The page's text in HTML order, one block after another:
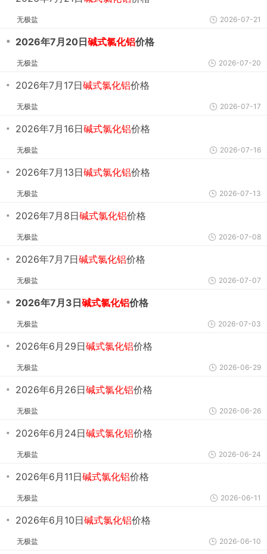
无极盐 2026-07-21
・ 2026年7月20日碱式氯化铝价格
无极盐 2026-07-20
・ 2026年7月17日碱式氯化铝价格
无极盐 2026-07-17
・ 2026年7月16日碱式氯化铝价格
无极盐 2026-07-16
・ 2026年7月13日碱式氯化铝价格
无极盐 2026-07-13
・ 2026年7月8日碱式氯化铝价格
无极盐 2026-07-08
・ 2026年7月7日碱式氯化铝价格
无极盐 2026-07-07
・ 2026年7月3日碱式氯化铝价格
无极盐 2026-07-03
・ 2026年6月29日碱式氯化铝价格
无极盐 2026-06-29
・ 2026年6月26日碱式氯化铝价格
无极盐 2026-06-26
・ 2026年6月24日碱式氯化铝价格
无极盐 2026-06-24
・ 2026年6月11日碱式氯化铝价格
无极盐 2026-06-11
・ 2026年6月10日碱式氯化铝价格
无极盐 2026-06-10